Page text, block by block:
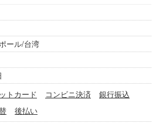
ール/台湾
トカード コンビニ決済
銀行振込
後払い